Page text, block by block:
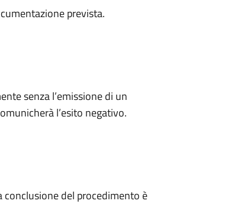
prevista.
senza l’emissione di un
l’esito negativo.
del procedimento è